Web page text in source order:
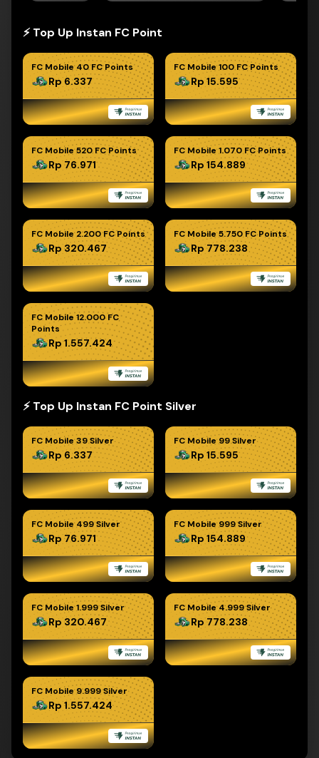
⚡️ Top Up Instan FC Point
FC Mobile 40 FC Points
Rp 6.337
FC Mobile 100 FC Points
Rp 15.595
FC Mobile 520 FC Points
Rp 76.971
FC Mobile 1.070 FC Points
Rp 154.889
FC Mobile 2.200 FC Points
Rp 320.467
FC Mobile 5.750 FC Points
Rp 778.238
FC Mobile 12.000 FC
Points
Rp 1.557.424
⚡️ Top Up Instan FC Point Silver
FC Mobile 39 Silver
Rp 6.337
FC Mobile 99 Silver
Rp 15.595
FC Mobile 499 Silver
Rp 76.971
FC Mobile 999 Silver
Rp 154.889
FC Mobile 1.999 Silver
Rp 320.467
FC Mobile 4.999 Silver
Rp 778.238
FC Mobile 9.999 Silver
Rp 1.557.424